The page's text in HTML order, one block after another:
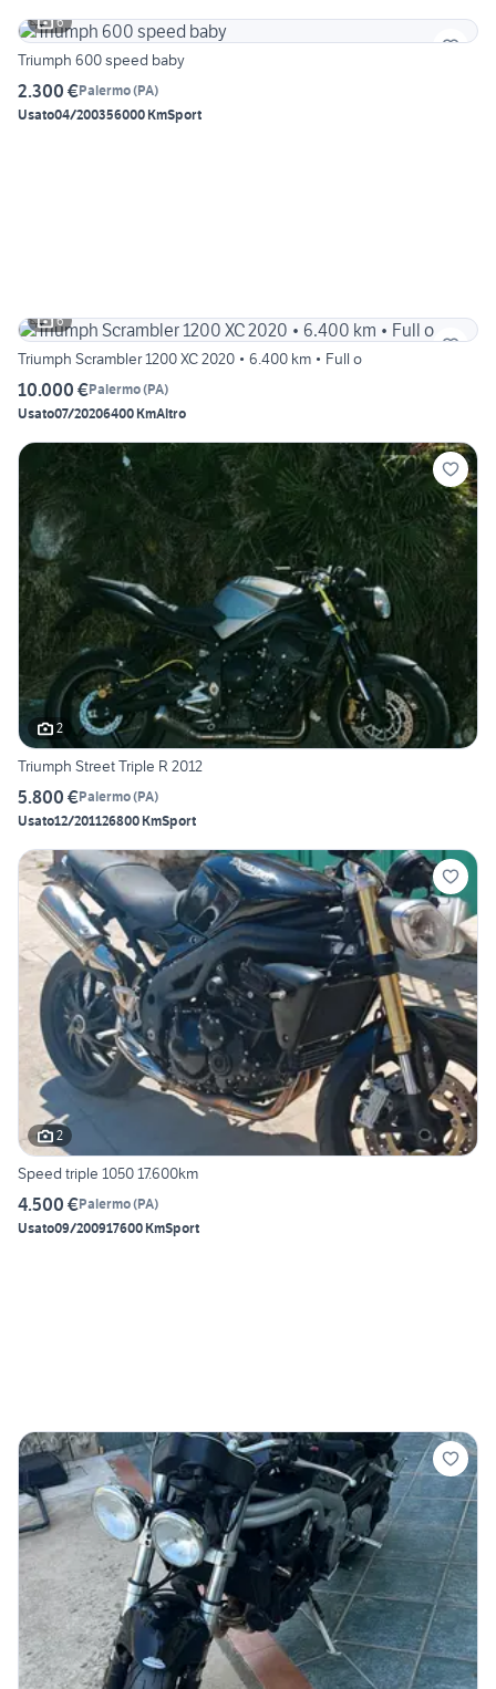
6
Triumph 600 speed baby
2.300 €Palermo(PA)
Usato04/200356000 KmSport
6
Triumph Scrambler 1200 XC 2020 • 6.400 km • Full o
10.000 €Palermo(PA)
Usato07/20206400 KmAltro
2
Triumph Street Triple R 2012
5.800 €Palermo(PA)
Usato12/201126800 KmSport
2
Speed triple 1050 17.600km
4.500 €Palermo(PA)
Usato09/200917600 KmSport